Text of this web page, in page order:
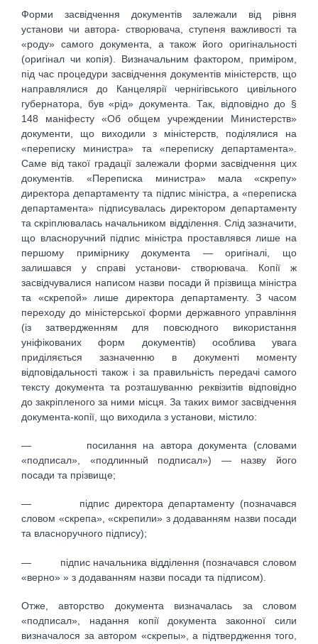
Форми засвідчення документів залежали від рівня
установи чи автора- створювача, ступеня важливості та
«роду» самого документа, а також його оригінальності
(оригінал чи копія). Визначальним фактором, приміром,
під час процедури засвідчення документів міністерств, що
направлялися до Канцелярії чернігівського цивільного
губернатора, був «рід» документа. Так, відповідно до §
148 маніфесту «Об общем учреждении Министерств»
документи, що виходили з міністерств, поділялися на
«переписку министра» та «переписку департамента».
Саме від такої градації залежали форми засвідчення цих
документів. «Переписка министра» мала «скрепу»
директора департаменту та підпис міністра, а «переписка
департамента» підписувалась директором департаменту
та скріплювалась начальником відділення. Слід зазначити,
що власноручний підпис міністра проставлявся лише на
першому примірнику документа — оригіналі, що
залишався у справі установи- створювача. Копії ж
засвідчувалися написом назви посади й прізвища міністра
та «скрепой» лише директора департаменту. З часом
переходу до міністерської форми державного управління
(із затвердженням для повсюдного використання
уніфікованих форм документів) особлива увага
приділяється зазначенню в документі моменту
відповідальності також і за правильність передачі самого
тексту документа та розташуванню реквізитів відповідно
до закріпленого за ними місця. За таких вимог засвідчення
документа-копії, що виходила з установи, містило:
— посилання на автора документа (словами
«подписал», «подлинный подписал») — назву його
посади та прізвище;
— підпис директора департаменту (позначався
словом «скрепа», «скрепили» з додаванням назви посади
та власноручного підпису);
— підпис начальника відділення (позначався словом
«верно» » з додаванням назви посади та підписом).
Отже, авторство документа визначалась за словом
«подписал», надання копії документа законної сили
визначалося за автором «скрепы», а підтвердження того,